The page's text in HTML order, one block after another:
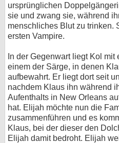
ursprünglichen
sie und zwang sie, während
menschliches Blut zu trinken.
ersten Vampire.
In der Gegenwart liegt Kol
einem der Särge, in denen
aufbewahrt. Er liegt dort seit
nachdem Klaus ihn während
Aufenthalts in New Orleans
hat. Elijah möchte nun die
zusammenführen und es
Klaus, bei der dieser den
Elijah damit bedroht. Elijah